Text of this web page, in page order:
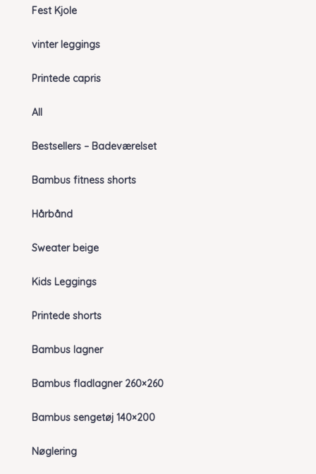
Fest Kjole
vinter leggings
Printede capris
All
Bestsellers – Badeværelset
Bambus fitness shorts
Hårbånd
Sweater beige
Kids Leggings
Printede shorts
Bambus lagner
Bambus fladlagner 260×260
Bambus sengetøj 140×200
Nøglering